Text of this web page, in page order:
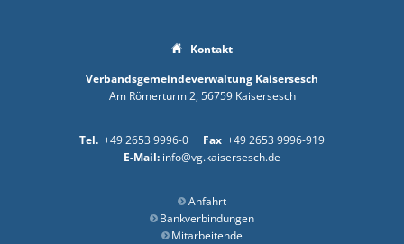
Kontakt
Verbandsgemeindeverwaltung Kaisersesch
Am Römerturm 2 56759 Kaisersesch
+49 2653 9996-0
+49 2653 9996-919
info@vg.kaisersesch.de
Anfahrt
Bankverbindungen
Mitarbeitende